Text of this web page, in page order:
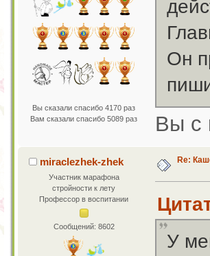
Вы сказали спасибо 4170 раз
Вам сказали спасибо 5089 раз
Он
Вы с
miraclezhek-zhek
Участник марафона
стройности к лету
Профессор в воспитании
Сообщений: 8602
Re:
У